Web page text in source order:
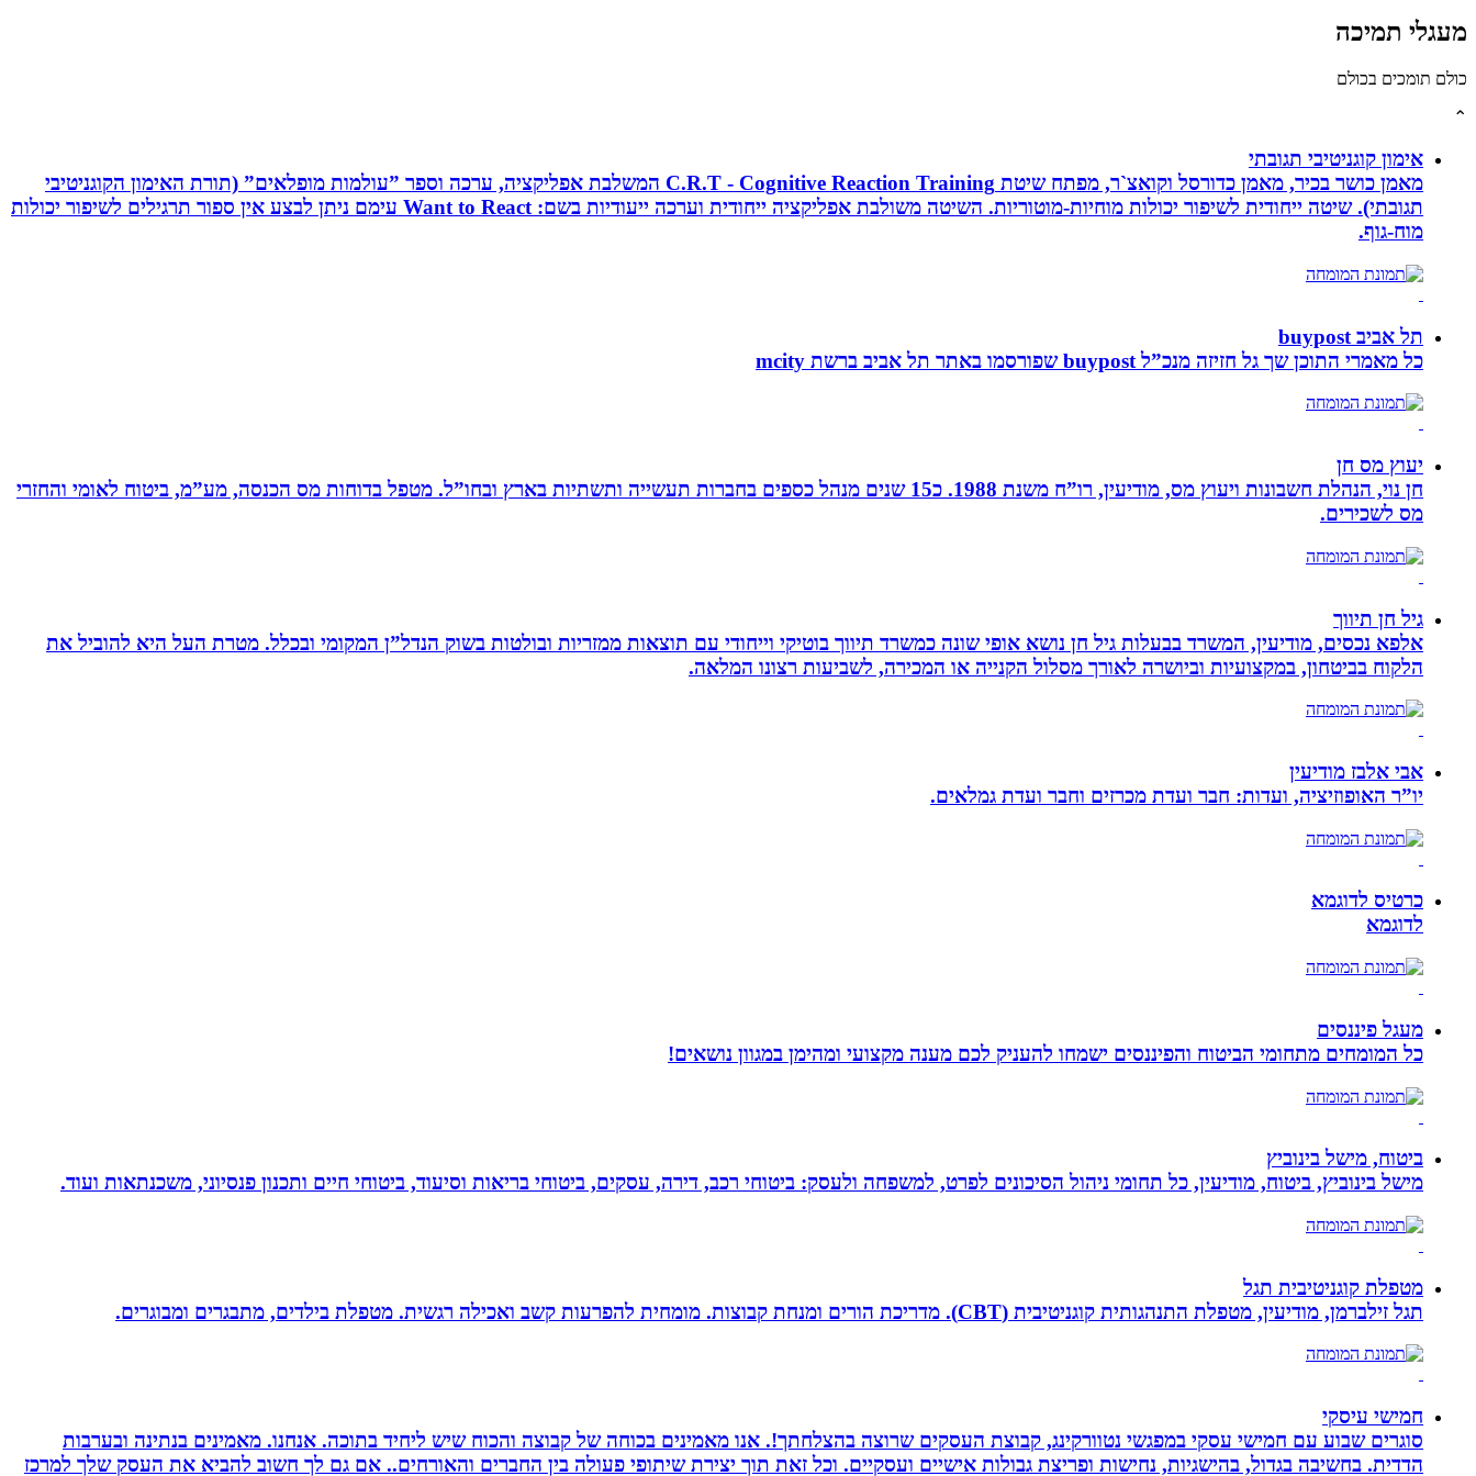
מעגלי תמיכה
כולם תומכים בכולם
⌃
אימון קוגניטיבי תגובתי
מאמן כושר בכיר, מאמן כדורסל וקואצ`ר, מפתח שיטת C.R.T - Cognitive Reaction Training המשלבת אפליקציה, ערכה וספר ”עולמות מופלאים” (תורת האימון הקוגניטיבי
תגובתי). שיטה ייחודית לשיפור יכולות מוחיות-מוטוריות. השיטה משולבת אפליקציה ייחודית וערכה ייעודיות בשם: Want to React עימם ניתן לבצע אין ספור תרגילים לשיפור יכולות
מוח-גוף.
תל אביב buypost
כל מאמרי התוכן שך גל חזיזה מנכ”ל buypost שפורסמו באתר תל אביב ברשת mcity
יעוץ מס חן
חן נוי, הנהלת חשבונות ויעוץ מס, מודיעין, רו”ח משנת 1988. כ15 שנים מנהל כספים בחברות תעשייה ותשתיות בארץ ובחו”ל. מטפל בדוחות מס הכנסה, מע”מ, ביטוח לאומי והחזרי
מס לשכירים.
גיל חן תיווך
אלפא נכסים, מודיעין, המשרד בבעלות גיל חן נושא אופי שונה כמשרד תיווך בוטיקי וייחודי עם תוצאות ממזריות ובולטות בשוק הנדל”ן המקומי ובכלל. מטרת העל היא להוביל את
הלקוח בביטחון, במקצועיות וביושרה לאורך מסלול הקנייה או המכירה, לשביעות רצונו המלאה.
אבי אלבז מודיעין
יו”ר האופוזיציה, ועדות: חבר ועדת מכרזים וחבר ועדת גמלאים.
כרטיס לדוגמא
לדוגמא
מעגל פיננסים
כל המומחים מתחומי הביטוח והפיננסים ישמחו להעניק לכם מענה מקצועי ומהימן במגוון נושאים!
ביטוח, מישל בינוביץ
מישל בינוביץ, ביטוח, מודיעין, כל תחומי ניהול הסיכונים לפרט, למשפחה ולעסק: ביטוחי רכב, דירה, עסקים, ביטוחי בריאות וסיעוד, ביטוחי חיים ותכנון פנסיוני, משכנתאות ועוד.
מטפלת קוגניטיבית תגל
תגל זילברמן, מודיעין, מטפלת התנהגותית קוגניטיבית (CBT). מדריכת הורים ומנחת קבוצות. מומחית להפרעות קשב ואכילה רגשית. מטפלת בילדים, מתבגרים ומבוגרים.
חמישי עיסקי
סוגרים שבוע עם חמישי עסקי במפגשי נטוורקינג, קבוצת העסקים שרוצה בהצלחתך!. אנו מאמינים בכוחה של קבוצה והכוח שיש ליחיד בתוכה. אנחנו. מאמינים בנתינה ובערבות
הדדית. בחשיבה בגדול, בהישגיות, נחישות ופריצת גבולות אישיים ועסקיים. וכל זאת תוך יצירת שיתופי פעולה בין החברים והאורחים.. אם גם לך חשוב להביא את העסק שלך למרכז